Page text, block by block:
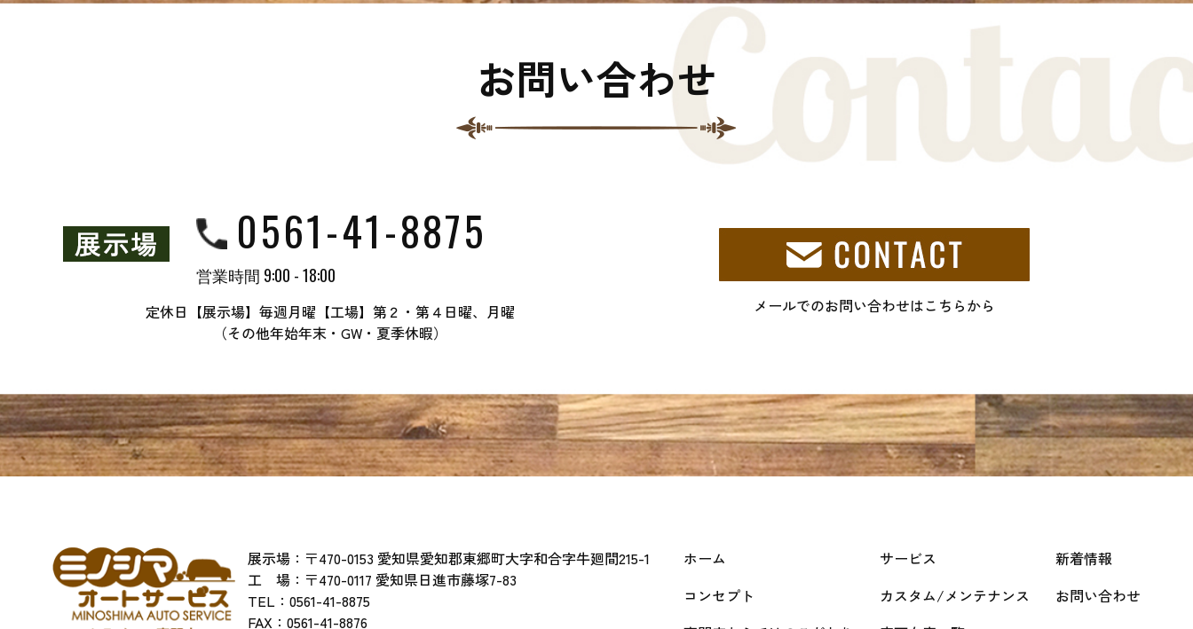
お問い合わせ
0561-41-8875
営業時間 9:00 - 18:00
定休日【展示場】毎週月曜【工場】第２・第４日曜、月曜
（その他年始年末・GW・夏季休暇）
メールでのお問い合わせはこちらから
展示場：〒470-0153 愛知県愛知郡東郷町大字和合字牛廻間215-1
工 場：〒470-0117 愛知県日進市藤塚7-83
TEL： 0561-41-8875
​​​​​​​FAX：0561-41-8876
ホーム
コンセプト
サービス
カスタム/メンテナンス
新着情報
お問い合わせ